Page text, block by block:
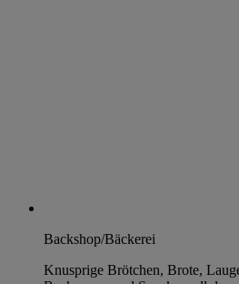
Backshop/Bäckerei
Knusprige Brötchen, Brote,